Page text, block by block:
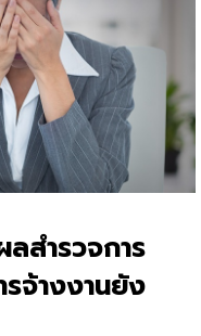
สำรวจการ
จ้างงานยัง